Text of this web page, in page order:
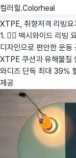
컬러힐.Colorheal
XTPE, 취향저격 리빙요
1. 🧘‍♀️ 맥시와이드 리빙
디자인으로 편안한 운
XTPE 쿠션과 유해물질
와디즈 단독 최대 39%
제공